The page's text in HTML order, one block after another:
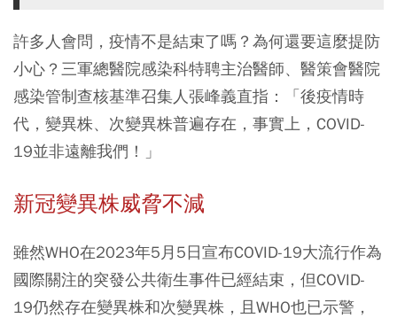
許多人會問，疫情不是結束了嗎？為何還要這麼提防
小心？三軍總醫院感染科特聘主治醫師、醫策會醫院
感染管制查核基準召集人張峰義直指：「後疫情時
代，變異株、次變異株普遍存在，事實上，COVID-
19並非遠離我們！」
新冠變異株威脅不減
雖然WHO在2023年5月5日宣布COVID-19大流行作為
國際關注的突發公共衛生事件已經結束，但COVID-
19仍然存在變異株和次變異株，且WHO也已示警，